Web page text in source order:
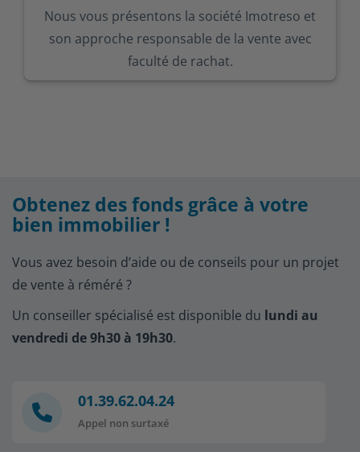
Nous vous présentons la société Imotreso et
son approche responsable de la vente avec
faculté de rachat.
Obtenez des fonds grâce à votre
bien immobilier !
Vous avez besoin d’aide ou de conseils pour un projet
de vente à réméré ?
Un conseiller spécialisé est disponible du lundi au
vendredi de 9h30 à 19h30.
01.39.62.04.24
Appel non surtaxé